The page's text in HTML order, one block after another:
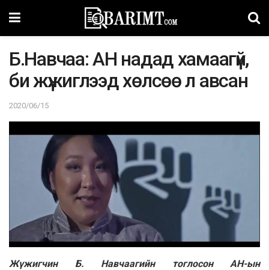
Б.Haвчаа: AH нaдaд xaмaaгүй,
би жүжиглээд хөлсөө л авсан
2020/06/15
Жүжигчин Б. Навчаагийн тоглосон AH-ын